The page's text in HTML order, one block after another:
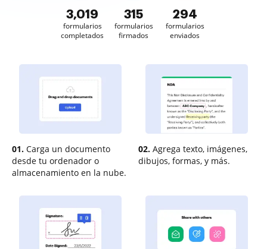
3,019
formularios
completados
315
formularios
firmados
295
formularios
enviados
01. Carga un documento
desde tu ordenador o
almacenamiento en la nube.
02. Agrega texto, imágenes,
dibujos, formas, y más.